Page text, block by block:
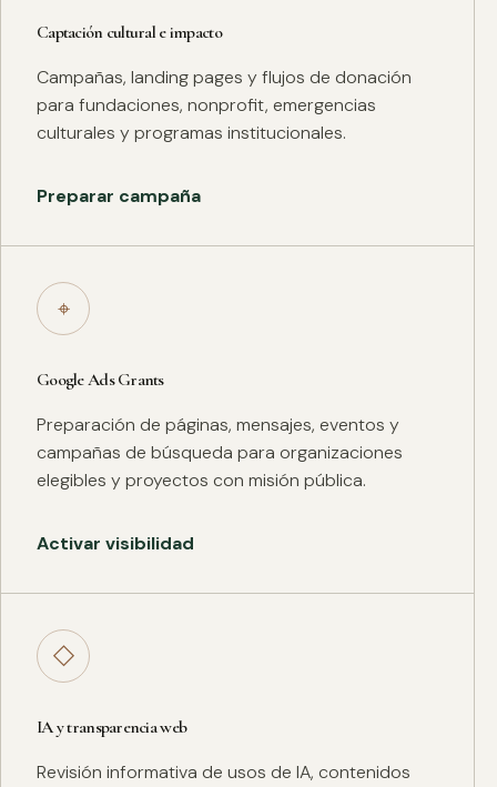
Captación cultural e impacto
Campañas, landing pages y flujos de donación
para fundaciones, nonprofit, emergencias
culturales y programas institucionales.
Preparar campaña
⌖
Google Ads Grants
Preparación de páginas, mensajes, eventos y
campañas de búsqueda para organizaciones
elegibles y proyectos con misión pública.
Activar visibilidad
◇
IA y transparencia web
Revisión informativa de usos de IA, contenidos